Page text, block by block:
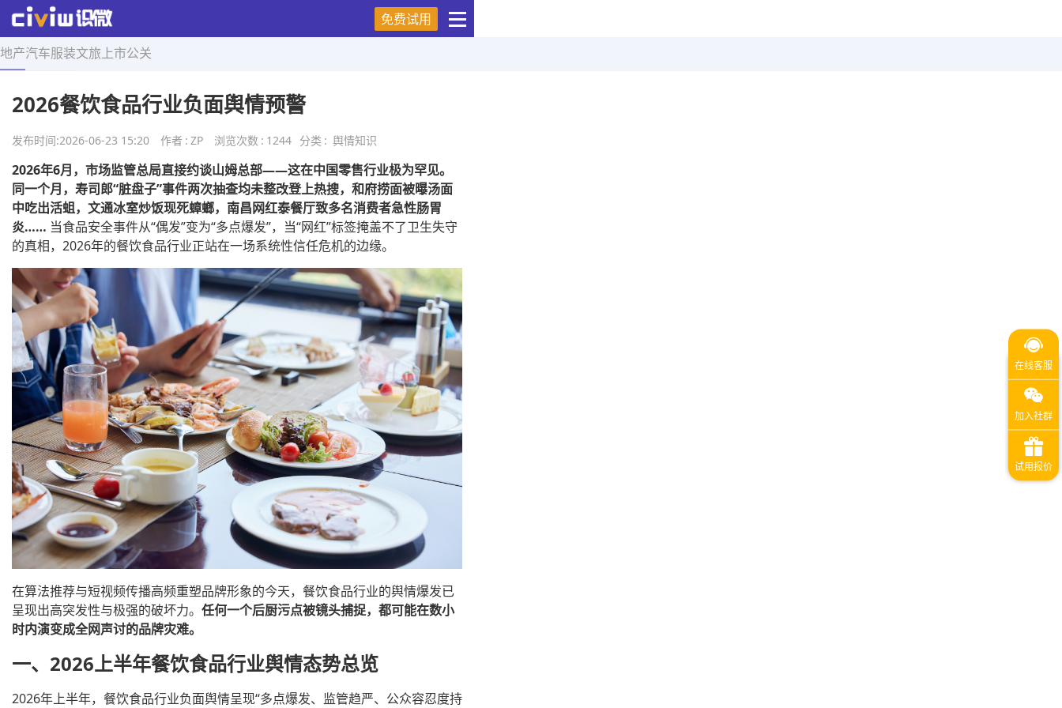
免费试用
地产汽车服装文旅 上市公关
首页 > 舆情知识 > 正文
2026餐饮食品行业负面舆情预警
发布时间:2026-06-23 15:20 作者 : ZP 浏览次数 : 1244 分类 : 舆情知识
2026年6月，市场监管总局直接约谈山姆总部——这在中国零售行业极为罕见。
同一个月，寿司郎“脏盘子”事件两次抽查均未整改登上热搜，和府捞面被曝汤面
中吃出活蛆，文通冰室炒饭现死蟑螂，南昌网红泰餐厅致多名消费者急性肠胃
炎…… 当食品安全事件从“偶发”变为“多点爆发”，当“网红”标签掩盖不了卫生失守
的真相，2026年的餐饮食品行业正站在一场系统性信任危机的边缘。
在算法推荐与短视频传播高频重塑品牌形象的今天，餐饮食品行业的舆情爆发已
呈现出高突发性与极强的破坏力。 任何一个后厨污点被镜头捕捉，都可能在数小
时内演变成全网声讨的品牌灾难。
一、2026上半年餐饮食品行业舆情态势总览
2026年上半年，餐饮食品行业负面舆情呈现“多点爆发、监管趋严、公众容忍度持